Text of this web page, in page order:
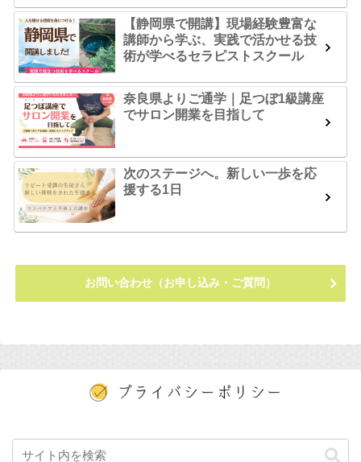
【静岡県で開講】現場経験豊富な
講師から学ぶ、実践で活かせる技
術が学べるセラピストスクール
奈良県よりご通学｜足つぼ1級講座
でサロン開業を目指して
次のステージへ。新しい一歩を応
援する1日
お問い合わせ（お申し込み・ご質問）